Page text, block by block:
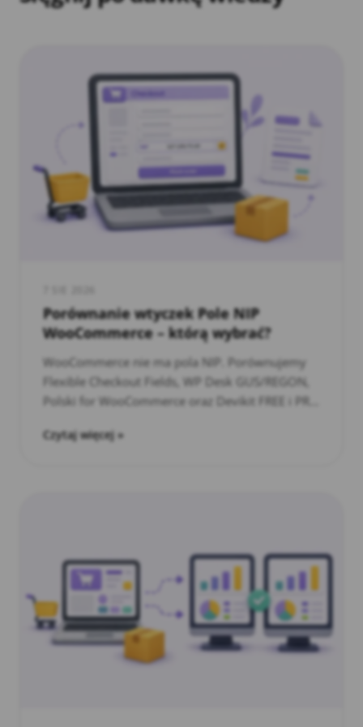
Porównanie wtyczek Pole NIP
WooCommerce – którą wybrać?
WooCommerce nie ma pola NIP. Porównujemy
Flexible Checkout Fields, WP Desk GUS/REGON,
Polski for WooCommerce oraz Devikit FREE i PRO
Czytaj więcej »